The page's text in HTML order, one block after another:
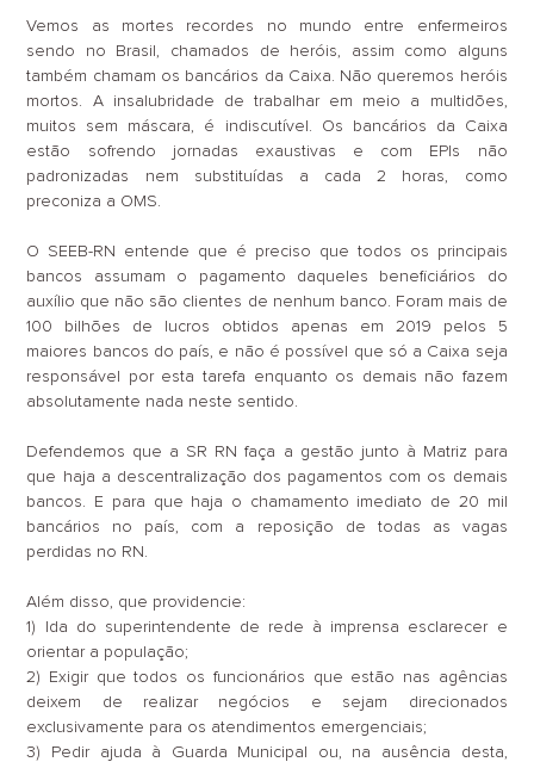
Vemos as mortes recordes no mundo entre enfermeiros
sendo no Brasil, chamados de heróis, assim como alguns
também chamam os bancários da Caixa. Não queremos heróis
mortos. A insalubridade de trabalhar em meio a multidões,
muitos sem máscara, é indiscutível. Os bancários da Caixa
estão sofrendo jornadas exaustivas e com EPIs não
padronizadas nem substituídas a cada 2 horas, como
preconiza a OMS.
O SEEB-RN entende que é preciso que todos os principais
bancos assumam o pagamento daqueles beneficiários do
auxílio que não são clientes de nenhum banco. Foram mais de
100 bilhões de lucros obtidos apenas em 2019 pelos 5
maiores bancos do país, e não é possível que só a Caixa seja
responsável por esta tarefa enquanto os demais não fazem
absolutamente nada neste sentido.
Defendemos que a SR RN faça a gestão junto à Matriz para
que haja a descentralização dos pagamentos com os demais
bancos. E para que haja o chamamento imediato de 20 mil
bancários no país, com a reposição de todas as vagas
perdidas no RN.
Além disso, que providencie:
1)
Ida do superintendente de rede à imprensa esclarecer e
orientar a população;
2)
Exigir que todos os funcionários que estão nas agências
deixem de realizar negócios e sejam direcionados
exclusivamente para os atendimentos emergenciais;
3)
Pedir ajuda à Guarda Municipal ou, na ausência desta,